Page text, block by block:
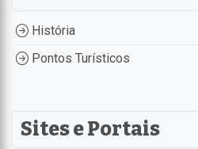
História
Pontos Turísticos
Sites e Portais